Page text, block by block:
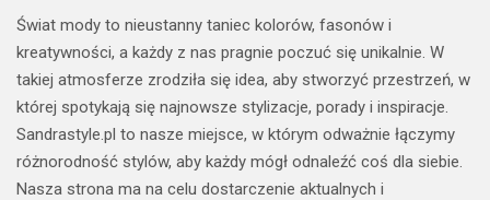
Świat mody to nieustanny taniec kolorów, fasonów i
kreatywności, a każdy z nas pragnie poczuć się unikalnie. W
takiej atmosferze zrodziła się idea, aby stworzyć przestrzeń, w
której spotykają się najnowsze stylizacje, porady i inspiracje.
Sandrastyle.pl to nasze miejsce, w którym odważnie łączymy
różnorodność stylów, aby każdy mógł odnaleźć coś dla siebie.
Nasza strona ma na celu dostarczenie aktualnych i